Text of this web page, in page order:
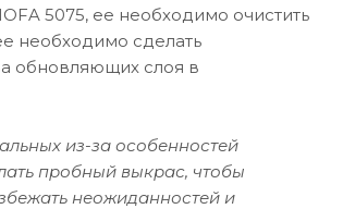
5075, ее необходимо очистить
необходимо сделать
обновляющих слоя в
из-за особенностей
пробный выкрас, чтобы
неожиданностей и